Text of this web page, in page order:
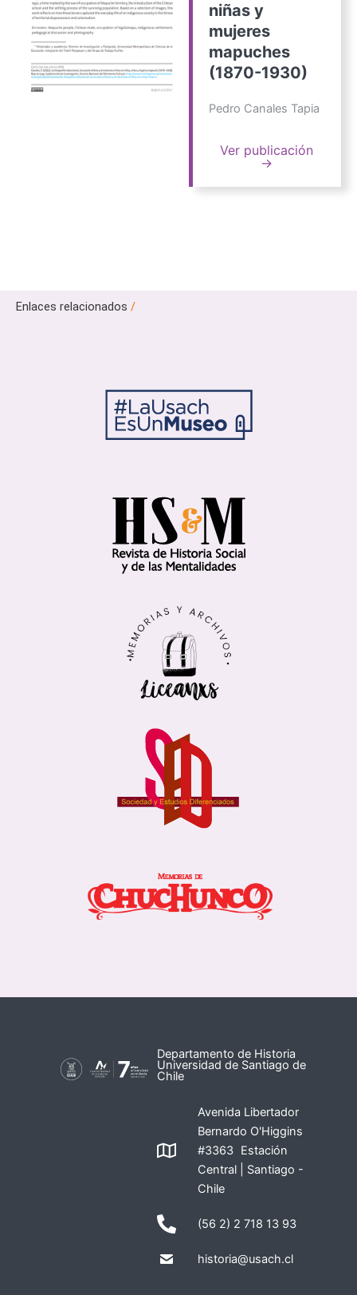
niñas y
mujeres
mapuches
(1870-1930)
Pedro Canales Tapia
Ver publicación
→
Enlaces relacionados /
Departamento de Historia
Universidad de Santiago de
Chile
Avenida Libertador
Bernardo O'Higgins
#3363 Estación
Central | Santiago -
Chile
(56 2) 2 718 13 93
historia@usach.cl